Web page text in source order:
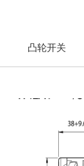
凸轮开关